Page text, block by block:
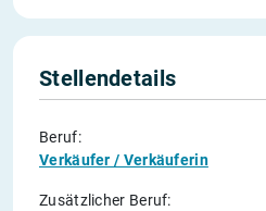
Stellendetails
Beruf:
Verkäufer / Verkäuferin
Zusätzlicher Beruf: